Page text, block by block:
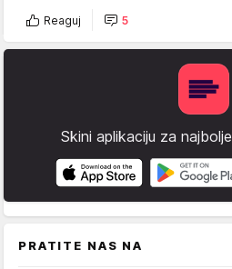
Reaguj 5
Skini aplikaciju za
PRATITE NAS NA